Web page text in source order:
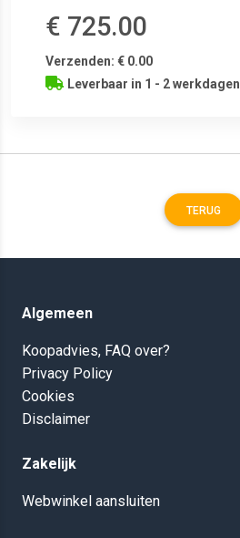
€ 725.00
Verzenden: € 0.00
Leverbaar in 1 - 2 werkdagen
TERUG
Algemeen
Koopadvies, FAQ over?
Privacy Policy
Cookies
Disclaimer
Zakelijk
Webwinkel aansluiten